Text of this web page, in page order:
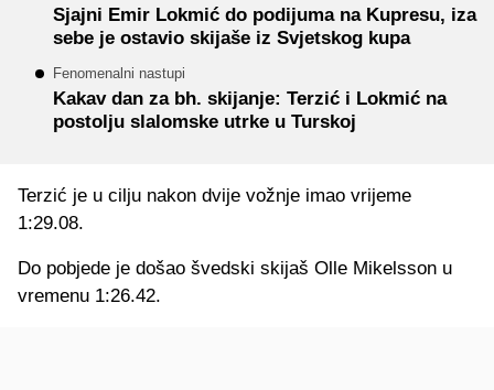
Sjajni Emir Lokmić do podijuma na Kupresu, iza
sebe je ostavio skijaše iz Svjetskog kupa
Fenomenalni nastupi
Kakav dan za bh. skijanje: Terzić i Lokmić na
postolju slalomske utrke u Turskoj
Terzić je u cilju nakon dvije vožnje imao vrijeme
1:29.08.
Do pobjede je došao švedski skijaš Olle Mikelsson u
vremenu 1:26.42.